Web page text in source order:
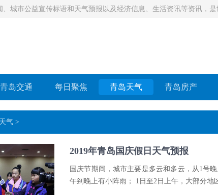
城市公益宣传标语和天气预报以及经济信息、生活资讯等资讯，
青岛交通 每日聚焦​ 青岛天气 青岛房产
气 >
2019年青岛国庆假日天气预报
国庆节期间，城市主要是多云和多云，从1号
午到晚上有小阵雨； 1日至2日上午，大部分